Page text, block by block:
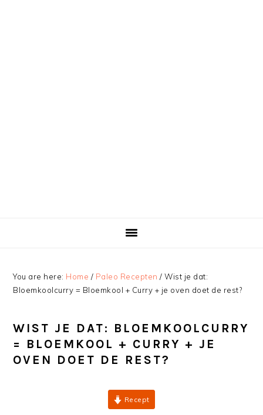
You are here: Home / Paleo Recepten / Wist je dat:
Bloemkoolcurry = Bloemkool + Curry + je oven doet de rest?
WIST JE DAT: BLOEMKOOLCURRY
= BLOEMKOOL + CURRY + JE
OVEN DOET DE REST?
Recept